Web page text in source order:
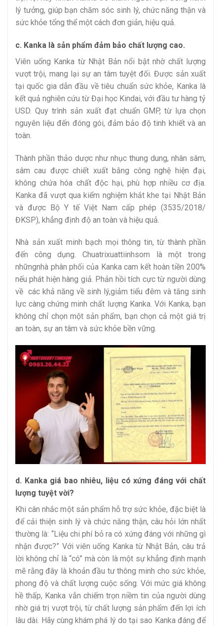
lý tưởng, giúp bạn chăm sóc sinh lý, chức năng thận và
sức khỏe tổng thể một cách đơn giản, hiệu quả.
c. Kanka là sản phẩm đảm bảo chất lượng cao.
Viên uống Kanka từ Nhật Bản nổi bật nhờ chất lượng
vượt trội, mang lại sự an tâm tuyệt đối. Được sản xuất
tại quốc gia dẫn đầu về tiêu chuẩn sức khỏe, Kanka là
kết quả nghiên cứu từ Đại học Kindai, với đầu tư hàng tỷ
USD. Quy trình sản xuất đạt chuẩn GMP, từ lựa chọn
nguyên liệu đến đóng gói, đảm bảo độ tinh khiết và an
toàn.
Thành phần thảo dược như nhục thung dung, nhân sâm,
sâm cau được chiết xuất bằng công nghệ hiện đại,
không chứa hóa chất độc hại, phù hợp nhiều cơ địa.
Kanka đã vượt qua kiểm nghiệm khắt khe tại Nhật Bản
và được Bộ Y tế Việt Nam cấp phép (3535/2018/
ĐKSP), khẳng định độ an toàn và hiệu quả.
Nhà sản xuất minh bạch mọi thông tin, từ thành phần
đến công dụng. Chuatrixuattiinhsom là một trong
nhữngnhà phân phối của Kanka cam kết hoàn tiền 200%
nếu phát hiện hàng giả. Phản hồi tích cực từ người dùng
về các khả năng về sinh lý,giảm tiểu đêm và tăng sinh
lực càng chứng minh chất lượng Kanka. Với Kanka, bạn
không chỉ chọn một sản phẩm, bạn chọn cả một giá trị
an toàn, sự an tâm và sức khỏe bền vững.
d. Kanka giá bao nhiêu, liệu có xứng đáng với chất
lượng tuyệt vời?
Khi cân nhắc một sản phẩm hỗ trợ sức khỏe, đặc biệt là
để cải thiện sinh lý và chức năng thận, câu hỏi lớn nhất
thường là: “Liệu chi phí bỏ ra có xứng đáng với những gì
nhận được?” Với viên uống Kanka từ Nhật Bản, câu trả
lời không chỉ là “có” mà còn là một sự khẳng định mạnh
mẽ rằng đây là khoản đầu tư thông minh cho sức khỏe,
phong độ và chất lượng cuộc sống. Với mức giá không
hề thấp, Kanka vẫn chiếm trọn niềm tin của người dùng
nhờ giá trị vượt trội, từ chất lượng sản phẩm đến lợi ích
lâu dài. Hãy cùng khám phá lý do tại sao Kanka đáng để